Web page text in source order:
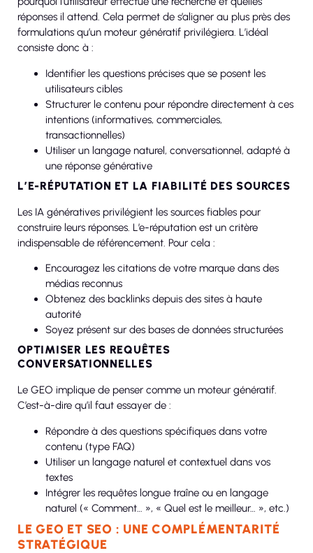
réponses il attend. Cela permet de s’aligner au plus près des
formulations qu’un moteur génératif privilégiera. L’idéal
consiste donc à :
Identifier les questions précises que se posent les
utilisateurs cibles
Structurer le contenu pour répondre directement à ces
intentions (informatives, commerciales,
transactionnelles)
Utiliser un langage naturel, conversationnel, adapté à
une réponse générative
L’E-RÉPUTATION ET LA FIABILITÉ DES SOURCES
Les IA génératives privilégient les sources fiables pour
construire leurs réponses. L’e-réputation est un critère
indispensable de référencement. Pour cela :
Encouragez les citations de votre marque dans des
médias reconnus
Obtenez des backlinks depuis des sites à haute
autorité
Soyez présent sur des bases de données structurées
OPTIMISER LES REQUÊTES
CONVERSATIONNELLES
Le GEO implique de penser comme un moteur génératif.
C’est-à-dire qu’il faut essayer de :
Répondre à des questions spécifiques dans votre
contenu (type FAQ)
Utiliser un langage naturel et contextuel dans vos
textes
Intégrer les requêtes longue traîne ou en langage
naturel (« Comment… », « Quel est le meilleur… », etc.)
LE GEO ET SEO : UNE COMPLÉMENTARITÉ
STRATÉGIQUE